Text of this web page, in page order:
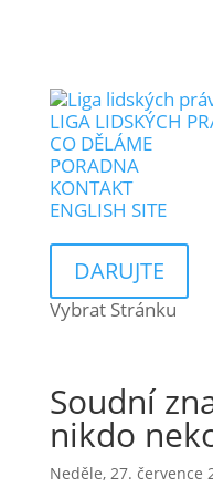
LIGA LIDSKÝCH
CO DĚLÁME
PORADNA
KONTAKT
ENGLISH SITE
DARUJTE
Vybrat Stránku
Soudní
nikdo
Neděle, 27. července